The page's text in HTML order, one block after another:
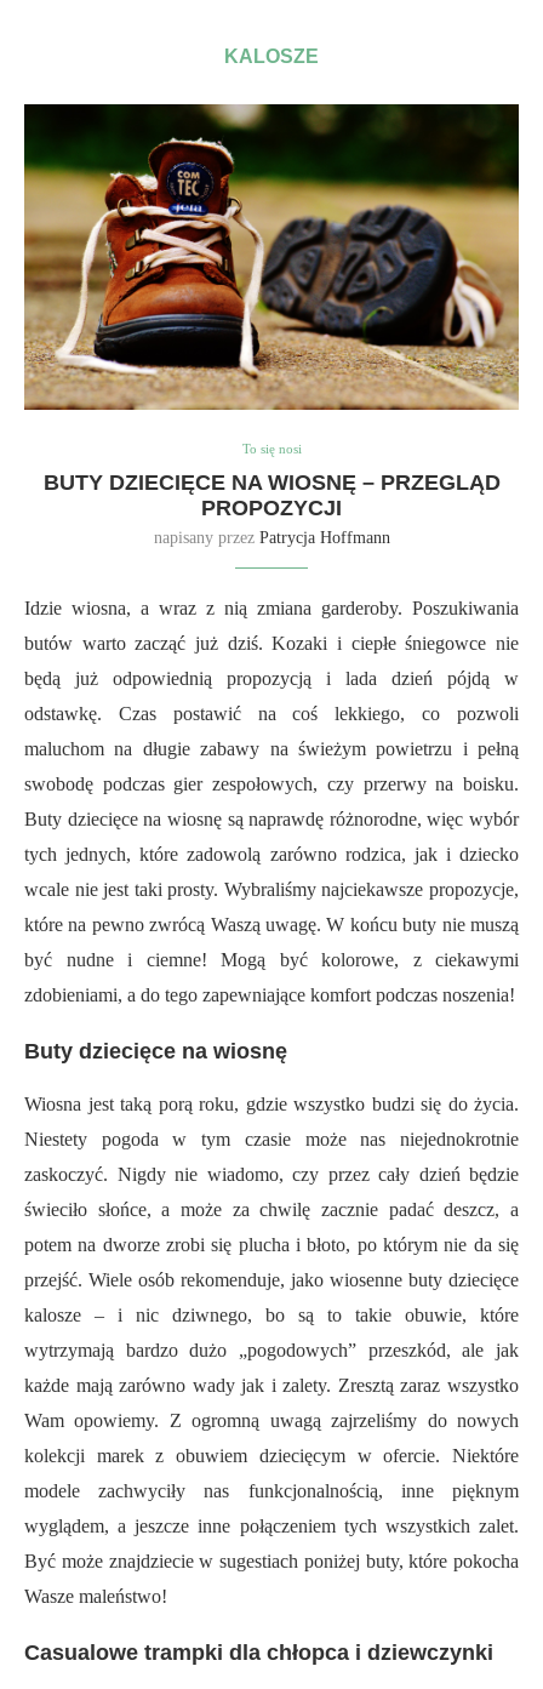
KALOSZE
To się nosi
BUTY DZIECIĘCE NA WIOSNĘ – PRZEGLĄD
PROPOZYCJI
napisany przez Patrycja Hoffmann
Idzie wiosna, a wraz z nią zmiana garderoby. Poszukiwania
butów warto zacząć już dziś. Kozaki i ciepłe śniegowce nie
będą już odpowiednią propozycją i lada dzień pójdą w
odstawkę. Czas postawić na coś lekkiego, co pozwoli
maluchom na długie zabawy na świeżym powietrzu i pełną
swobodę podczas gier zespołowych, czy przerwy na boisku.
Buty dziecięce na wiosnę są naprawdę różnorodne, więc wybór
tych jednych, które zadowolą zarówno rodzica, jak i dziecko
wcale nie jest taki prosty. Wybraliśmy najciekawsze propozycje,
które na pewno zwrócą Waszą uwagę. W końcu buty nie muszą
być nudne i ciemne! Mogą być kolorowe, z ciekawymi
zdobieniami, a do tego zapewniające komfort podczas noszenia!
Buty dziecięce na wiosnę
Wiosna jest taką porą roku, gdzie wszystko budzi się do życia.
Niestety pogoda w tym czasie może nas niejednokrotnie
zaskoczyć. Nigdy nie wiadomo, czy przez cały dzień będzie
świeciło słońce, a może za chwilę zacznie padać deszcz, a
potem na dworze zrobi się plucha i błoto, po którym nie da się
przejść. Wiele osób rekomenduje, jako wiosenne buty dziecięce
kalosze – i nic dziwnego, bo są to takie obuwie, które
wytrzymają bardzo dużo „pogodowych” przeszkód, ale jak
każde mają zarówno wady jak i zalety. Zresztą zaraz wszystko
Wam opowiemy. Z ogromną uwagą zajrzeliśmy do nowych
kolekcji marek z obuwiem dziecięcym w ofercie. Niektóre
modele zachwyciły nas funkcjonalnością, inne pięknym
wyglądem, a jeszcze inne połączeniem tych wszystkich zalet.
Być może znajdziecie w sugestiach poniżej buty, które pokocha
Wasze maleństwo!
Casualowe trampki dla chłopca i dziewczynki